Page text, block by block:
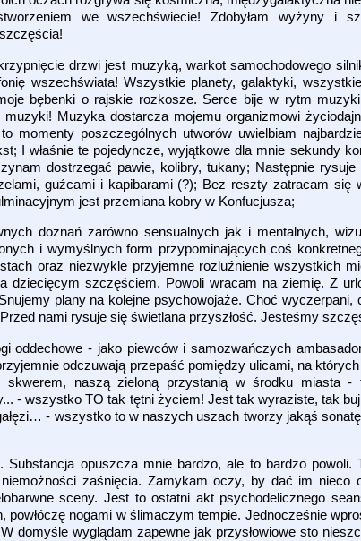
we wszechświecie! Zdobyłam wyżyny i
drzwi jest muzyką, warkot samochodowego
wszechświata! Wszystkie planety, galaktyki,
bębenki o rajskie rozkosze. Serce bije w rytm
Muzyka dostarcza mojemu organizmowi
momenty poszczególnych utworów uwielbiam
I właśnie te pojedyncze, wyjątkowe dla mnie sekundy
dostrzegać pawie, kolibry, tukany; Następnie
guźcami i kapibarami (?); Bez reszty zatracam się
jest przemiana kobry w Konfucjusza;
doznań zarówno sensualnych jak i mentalnych,
i wymyślnych form przypominających coś
oraz niezwykle przyjemne rozluźnienie wszystkich
dziecięcym szczęściem. Powoli wracam na ziemię. Z
plany na kolejne psychowojaże. Choć wyczerpani,
nami rysuje się świetlana przyszłość. Jesteśmy
oddechowe - jako piewców i samozwańczych
odczuwają przepaść pomiędzy ulicami, na
skwerem, naszą zieloną przystanią w środku miasta
- wszystko TO tak tętni życiem! Jest tak wyraziste, tak
- wszystko to w naszych uszach tworzy jakąś
opuszcza mnie bardzo, ale to bardzo powoli.
zaśnięcia. Zamykam oczy, by dać im nieco
sceny. Jest to ostatni akt psychodelicznego
nogami w ślimaczym tempie. Jednocześnie
domyśle wyglądam zapewne jak przysłowiowe sto